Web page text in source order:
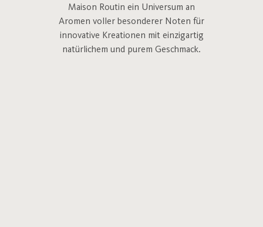
Maison Routin ein Universum an
Aromen voller besonderer Noten für
innovative Kreationen mit einzigartig
natürlichem und purem Geschmack.